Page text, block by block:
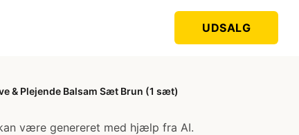
UDSALG
& Plejende Balsam Sæt Brun (1 sæt)
være genereret med hjælp fra AI.